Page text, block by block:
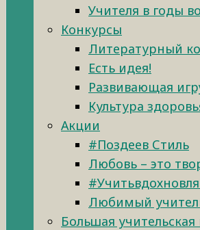
Учителя в годы
Конкурсы
Литературный
Есть идея!
Развивающая
Культура
Акции
#Поздеев Стиль
Любовь – это
Любимый
Большая учительская